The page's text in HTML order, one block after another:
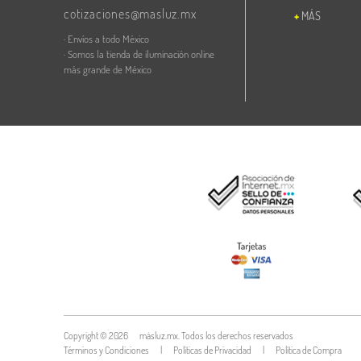
cotizaciones@masluz.mx
· Envíos a todo México
· Somos la tienda de iluminación online
más grande de México
MÁS
Copyright © 2026
másluz.mx. Todos los derechos reservados
Términos y Condiciones
| Políticas de Privacidad | Política de Compra